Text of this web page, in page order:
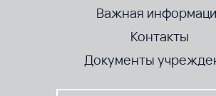
Важная
Контакты
Документы